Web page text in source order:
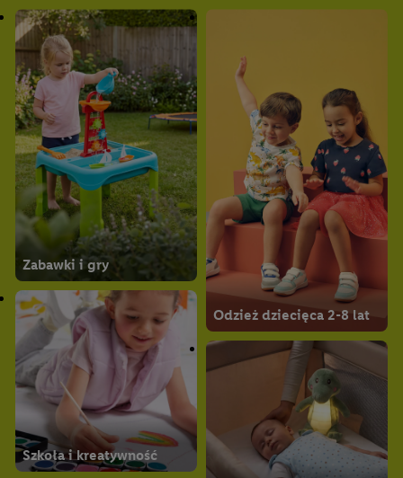
Zabawki i gry
Odzież dziecięca 2-8 lat
Szkoła i kreatywność